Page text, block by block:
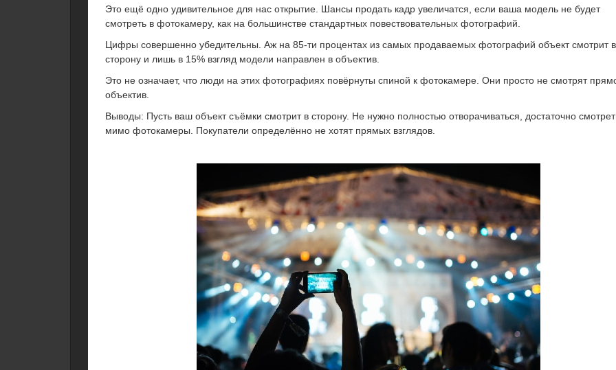
Это ещё одно удивительное для нас открытие. Шансы продать кадр увеличатся, если ваша модель не будет
смотреть в фотокамеру, как на большинстве стандартных повествовательных фотографий.
Цифры совершенно убедительны. Аж на 85-ти процентах из самых продаваемых фотографий объект смотрит в
сторону и лишь в 15% взгляд модели направлен в объектив.
Это не означает, что люди на этих фотографиях повёрнуты спиной к фотокамере. Они просто не смотрят
объектив.
Выводы: Пусть ваш объект съёмки смотрит в сторону. Не нужно полностью отворачиваться, достаточно
мимо фотокамеры. Покупатели определённо не хотят прямых взглядов.